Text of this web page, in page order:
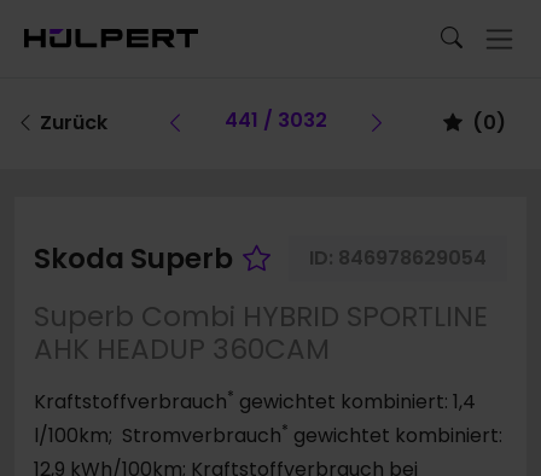
Zurück Vorheriges Fahrzeug
441 / 3032 Vorheriges
(0)
Skoda Superb Fahrzeug merken
ID: 846978629054
Superb Combi HYBRID SPORTLINE
AHK HEADUP 360CAM
Kraftstoffverbrauch* gewichtet kombiniert: 1,4
l/100km; Stromverbrauch* gewichtet kombiniert:
12,9 kWh/100km; Kraftstoffverbrauch bei